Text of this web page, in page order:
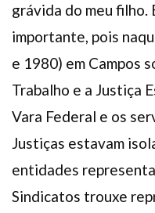
grávida do meu filho.
importante, pois
e 1980) em Campos
Trabalho e a Justiça
Vara Federal e os
Justiças estavam
entidades
Sindicatos trouxe